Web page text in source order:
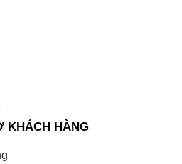
KHÁCH HÀNG